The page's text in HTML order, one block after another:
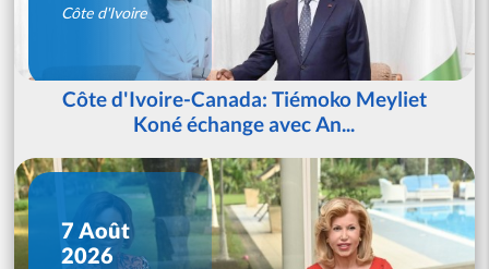
Côte d'Ivoire
Côte d'Ivoire-Canada: Tiémoko Meyliet
Koné échange avec An...
7 Août
2026